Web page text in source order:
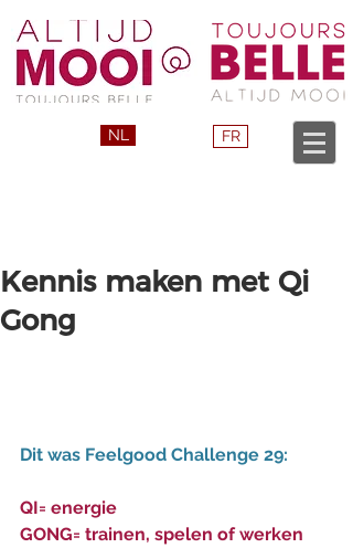
NL FR
Kennis maken met Qi
Gong
Dit was Feelgood Challenge 29:
QI= energie
GONG= trainen, spelen of werken